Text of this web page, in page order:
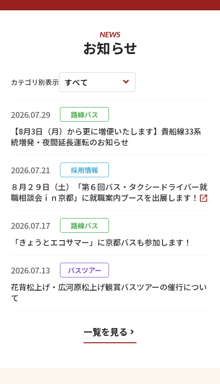
お知らせ
NEWS
カテゴリ別表示
2026.07.29 路線バス
【8月3日（月）から更に増便いたします】貴船線33系
統増発・夜間延長運転のお知らせ
2026.07.21 採用情報
８月２９日（土）「第６回バス・タクシードライバー就
職相談会ｉｎ京都」に就職案内ブースを出展します！
2026.07.17 路線バス
「きょうとエコサマー」に京都バスも参加します！
2026.07.13 バスツアー
花背松上げ・広河原松上げ観賞バスツアーの催行につい
て
一覧を見る